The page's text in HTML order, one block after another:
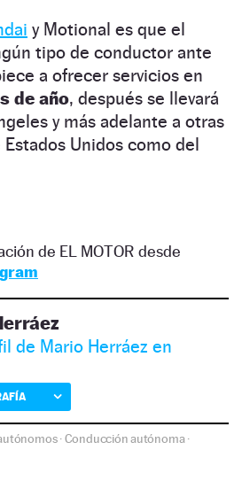
y Motional es que el
tipo de conductor ante
a ofrecer servicios en
de año, después se llevará
y más adelante a otras
Unidos como del
de EL MOTOR desde
de Mario Herráez en
·Conducción autónoma·